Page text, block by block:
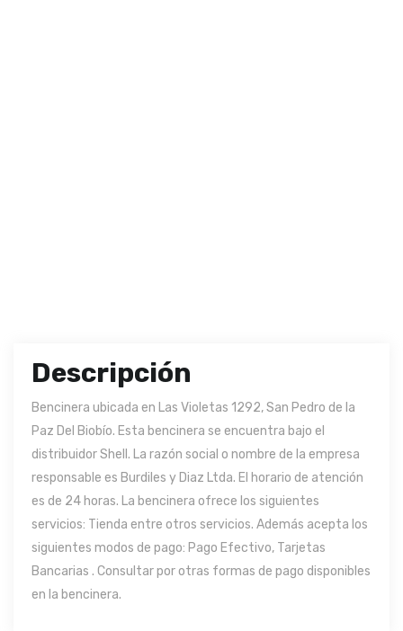
Descripción
Bencinera ubicada en Las Violetas 1292, San Pedro de la
Paz Del Biobío. Esta bencinera se encuentra bajo el
distribuidor Shell. La razón social o nombre de la empresa
responsable es Burdiles y Diaz Ltda. El horario de atención
es de 24 horas. La bencinera ofrece los siguientes
servicios: Tienda entre otros servicios. Además acepta los
siguientes modos de pago: Pago Efectivo, Tarjetas
Bancarias . Consultar por otras formas de pago disponibles
en la bencinera.